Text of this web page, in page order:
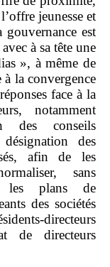
jeunesse et
gouvernance est
à sa tête une
», à même de
la convergence
face à la
notamment
des conseils
des
afin de les
sans
les plans de
des sociétés
de directeurs